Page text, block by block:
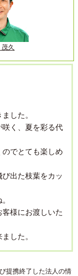
久
した。
咲く、夏を彩る代
のでとても楽しめ
出た枝葉をカッ
様にお渡しいた
した。
提携終了した法人の情